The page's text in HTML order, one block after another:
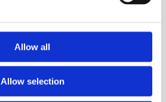
Allow all
Allow selection